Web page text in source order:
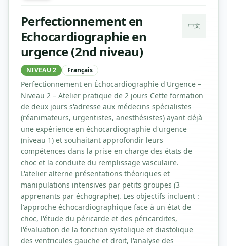
Perfectionnement en
Echocardiographie en
urgence (2nd niveau)
中文
NIVEAU 2 Français
Perfectionnement en Échocardiographie d'Urgence –
Niveau 2 – Atelier pratique de 2 jours Cette formation
de deux jours s'adresse aux médecins spécialistes
(réanimateurs, urgentistes, anesthésistes) ayant déjà
une expérience en échocardiographie d'urgence
(niveau 1) et souhaitant approfondir leurs
compétences dans la prise en charge des états de
choc et la conduite du remplissage vasculaire.
L'atelier alterne présentations théoriques et
manipulations intensives par petits groupes (3
apprenants par échographe). Les objectifs incluent :
l'approche échocardiographique face à un état de
choc, l'étude du péricarde et des péricardites,
l'évaluation de la fonction systolique et diastolique
des ventricules gauche et droit, l'analyse des